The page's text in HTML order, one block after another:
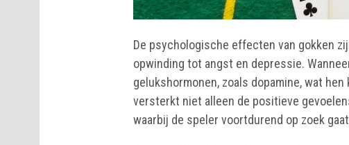
De psychologische effecten van gokken
opwinding tot angst en depressie.
gelukshormonen, zoals dopamine, wat
versterkt niet alleen de positieve
waarbij de speler voortdurend op zoek